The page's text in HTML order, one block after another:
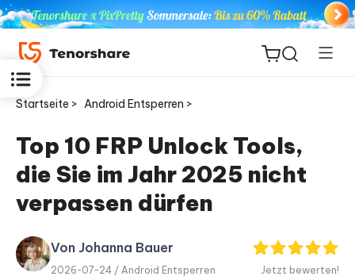
ReiBoot
PDNob
PDF
Neu
Startseite > Android Entsperren >
Top 10 FRP Unlock Tools,
die Sie im Jahr 2025 nicht
verpassen dürfen
Von Johanna Bauer
2026-07-24 / Android Entsperren Jetzt bewerten!